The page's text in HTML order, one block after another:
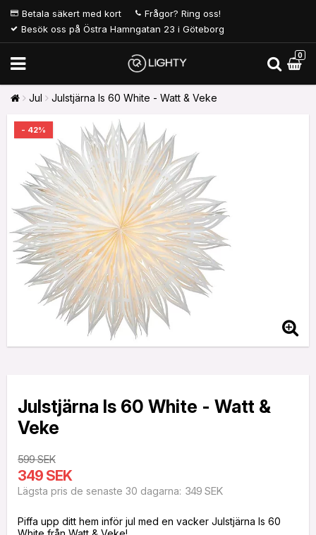
Betala säkert med kort
Frågor? Ring oss!
Besök oss på Östra Hamngatan 23 i Göteborg
0
Jul Julstjärna Is 60 White - Watt & Veke
- 42%
Julstjärna Is 60 White - Watt &
Veke
599 SEK
349 SEK
Lägsta pris de senaste 30 dagarna 349 SEK
Piffa upp ditt hem inför jul med en vacker Julstjärna Is 60